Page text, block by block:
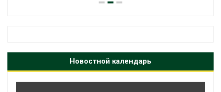
Новостной календарь